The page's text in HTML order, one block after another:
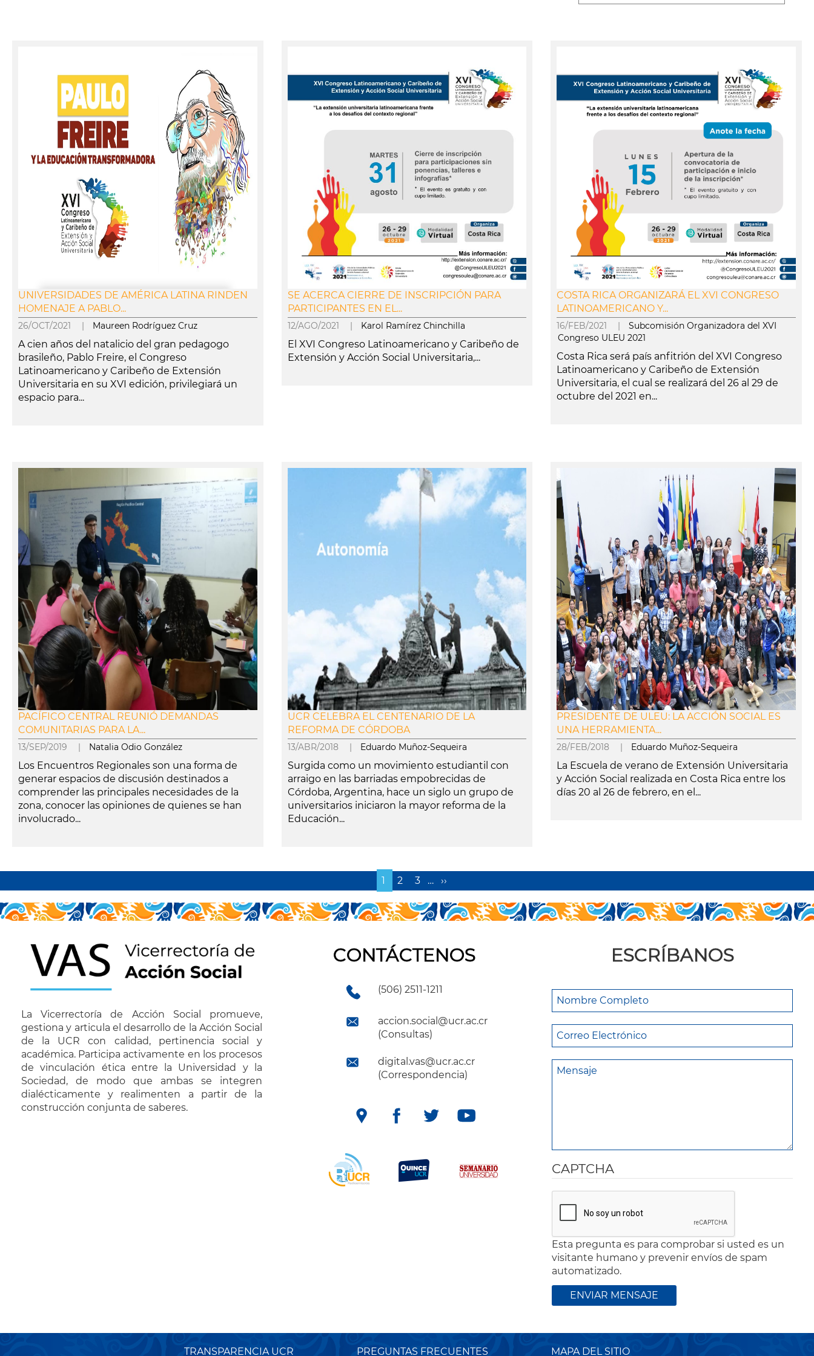
UNIVERSIDADES DE AMÉRICA LATINA RINDEN
HOMENAJE A PABLO...
26/OCT/2021 | Maureen Rodríguez Cruz
A cien años del natalicio del gran pedagogo
brasileño, Pablo Freire, el Congreso
Latinoamericano y Caribeño de Extensión
Universitaria en su XVI edición, privilegiará un
espacio para...
SE ACERCA CIERRE DE INSCRIPCIÓN PARA
PARTICIPANTES EN EL...
12/AGO/2021 | Karol Ramírez Chinchilla
El XVI Congreso Latinoamericano y Caribeño de
Extensión y Acción Social Universitaria,...
COSTA RICA ORGANIZARÁ EL XVI CONGRESO
LATINOAMERICANO Y...
16/FEB/2021 |Subcomisión Organizadora del XVI
Congreso ULEU 2021
Costa Rica será país anfitrión del XVI Congreso
Latinoamericano y Caribeño de Extensión
Universitaria, el cual se realizará del 26 al 29 de
octubre del 2021 en...
PACÍFICO CENTRAL REUNIÓ DEMANDAS
COMUNITARIAS PARA LA...
13/SEP/2019 | Natalia Odio González
Los Encuentros Regionales son una forma de
generar espacios de discusión destinados a
comprender las principales necesidades de la
zona, conocer las opiniones de quienes se han
involucrado...
UCR CELEBRA EL CENTENARIO DE LA
REFORMA DE CÓRDOBA
13/ABR/2018 | Eduardo Muñoz-Sequeira
Surgida como un movimiento estudiantil con
arraigo en las barriadas empobrecidas de
Córdoba, Argentina, hace un siglo un grupo de
universitarios iniciaron la mayor reforma de la
Educación...
PRESIDENTE DE ULEU: LA ACCIÓN SOCIAL ES
UNA HERRAMIENTA...
28/FEB/2018 | Eduardo Muñoz-Sequeira
La Escuela de verano de Extensión Universitaria
y Acción Social realizada en Costa Rica entre los
días 20 al 26 de febrero, en el...
Página
actual
1 Page
2 Page
3 …
Siguiente
página
››
La Vicerrectoría de Acción Social promueve,
gestiona y articula el desarrollo de la Acción Social
de la UCR con calidad, pertinencia social y
académica. Participa activamente en los procesos
de vinculación ética entre la Universidad y la
Sociedad, de modo que ambas se integren
dialécticamente y realimenten a partir de la
construcción conjunta de saberes.
CONTÁCTENOS
(506) 2511-1211
accion.social@ucr.ac.cr
(Consultas)
digital.vas@ucr.ac.cr
(Correspondencia)
ESCRÍBANOS
CAPTCHA
Esta pregunta es para comprobar si usted es un
visitante humano y prevenir envíos de spam
automatizado.
TRANSPARENCIA UCR PREGUNTAS FRECUENTES MAPA DEL SITIO